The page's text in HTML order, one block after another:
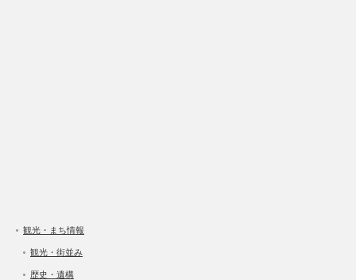
観光・まち情報
観光・街並み
歴史・遺構